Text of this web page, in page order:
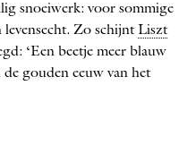
snoeiwerk: voor sommige
levensecht. Zo schijntLiszt
‘Een beetje meer blauw
de gouden eeuw van het